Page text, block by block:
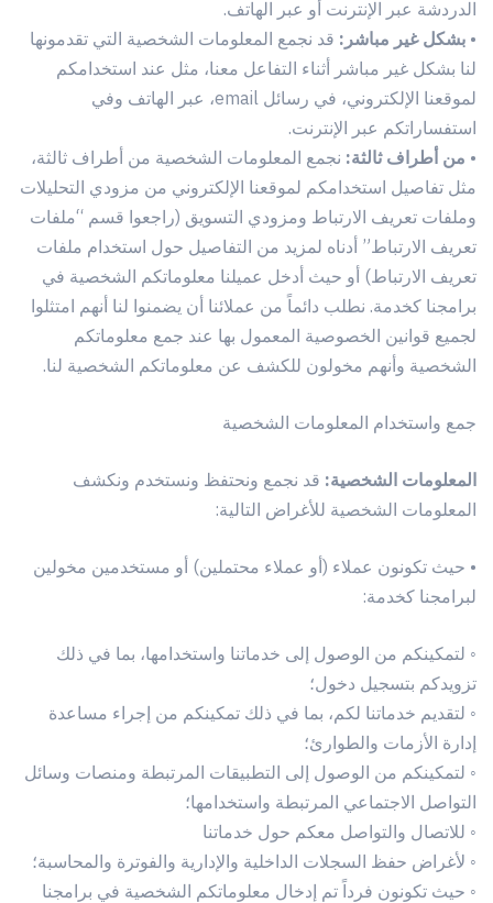
الدردشة عبر الإنترنت أو عبر الهاتف.
• بشكل غير مباشر: قد نجمع المعلومات الشخصية التي تقدمونها
لنا بشكل غير مباشر أثناء التفاعل معنا، مثل عند استخدامكم
لموقعنا الإلكتروني، في رسائل email، عبر الهاتف وفي
استفساراتكم عبر الإنترنت.
• من أطراف ثالثة: نجمع المعلومات الشخصية من أطراف ثالثة،
مثل تفاصيل استخدامكم لموقعنا الإلكتروني من مزودي التحليلات
وملفات تعريف الارتباط ومزودي التسويق (راجعوا قسم “ملفات
تعريف الارتباط” أدناه لمزيد من التفاصيل حول استخدام ملفات
تعريف الارتباط) أو حيث أدخل عميلنا معلوماتكم الشخصية في
برامجنا كخدمة. نطلب دائماً من عملائنا أن يضمنوا لنا أنهم امتثلوا
لجميع قوانين الخصوصية المعمول بها عند جمع معلوماتكم
الشخصية وأنهم مخولون للكشف عن معلوماتكم الشخصية لنا.
جمع واستخدام المعلومات الشخصية
المعلومات الشخصية: قد نجمع ونحتفظ ونستخدم ونكشف
المعلومات الشخصية للأغراض التالية:
• حيث تكونون عملاء (أو عملاء محتملين) أو مستخدمين مخولين
لبرامجنا كخدمة:
◦ لتمكينكم من الوصول إلى خدماتنا واستخدامها، بما في ذلك
تزويدكم بتسجيل دخول؛
◦ لتقديم خدماتنا لكم، بما في ذلك تمكينكم من إجراء مساعدة
إدارة الأزمات والطوارئ؛
◦ لتمكينكم من الوصول إلى التطبيقات المرتبطة ومنصات وسائل
التواصل الاجتماعي المرتبطة واستخدامها؛
◦ للاتصال والتواصل معكم حول خدماتنا
◦ لأغراض حفظ السجلات الداخلية والإدارية والفوترة والمحاسبة؛
◦ حيث تكونون فرداً تم إدخال معلوماتكم الشخصية في برامجنا